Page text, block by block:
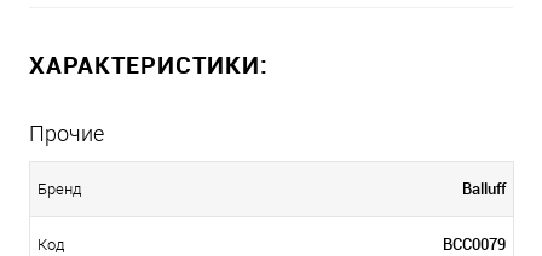
ХАРАКТЕРИСТИКИ:
Прочие
Бренд Balluff
Код BCC0079